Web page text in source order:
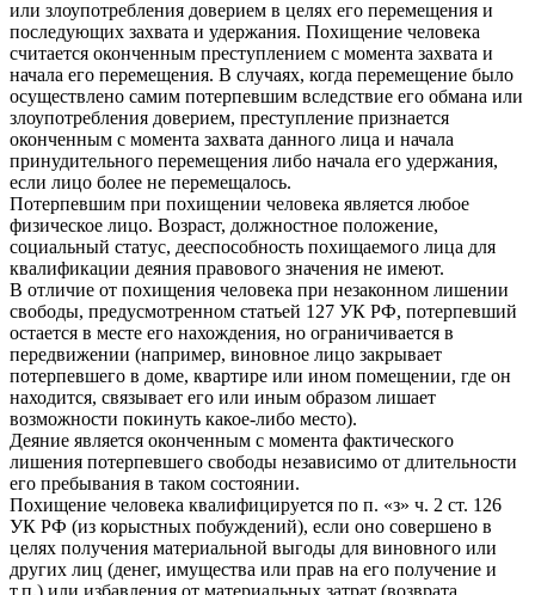
или злоупотребления доверием в целях его перемещения и
последующих захвата и удержания. Похищение человека
считается оконченным преступлением с момента захвата и
начала его перемещения. В случаях, когда перемещение было
осуществлено самим потерпевшим вследствие его обмана или
злоупотребления доверием, преступление признается
оконченным с момента захвата данного лица и начала
принудительного перемещения либо начала его удержания,
если лицо более не перемещалось.
Потерпевшим при похищении человека является любое
физическое лицо. Возраст, должностное положение,
социальный статус, дееспособность похищаемого лица для
квалификации деяния правового значения не имеют.
В отличие от похищения человека при незаконном лишении
свободы, предусмотренном статьей 127 УК РФ, потерпевший
остается в месте его нахождения, но ограничивается в
передвижении (например, виновное лицо закрывает
потерпевшего в доме, квартире или ином помещении, где он
находится, связывает его или иным образом лишает
возможности покинуть какое-либо место).
Деяние является оконченным с момента фактического
лишения потерпевшего свободы независимо от длительности
его пребывания в таком состоянии.
Похищение человека квалифицируется по п. «з» ч. 2 ст. 126
УК РФ (из корыстных побуждений), если оно совершено в
целях получения материальной выгоды для виновного или
других лиц (денег, имущества или прав на его получение и
т.п.) или избавления от материальных затрат (возврата